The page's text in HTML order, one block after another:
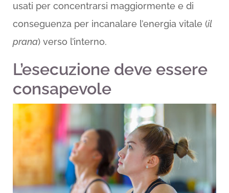
usati per concentrarsi maggiormente e di
conseguenza per incanalare l’energia vitale (il
prana) verso l’interno.
L’esecuzione deve essere
consapevole